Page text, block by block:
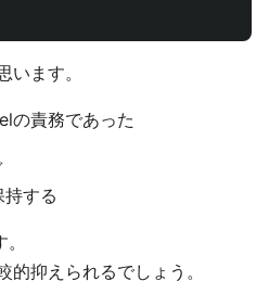
ます。
の責務であった
する
抑えられるでしょう。